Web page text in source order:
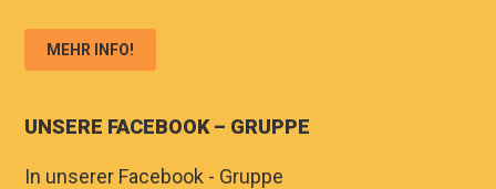
MEHR INFO!
UNSERE FACEBOOK – GRUPPE
In unserer Facebook - Gruppe